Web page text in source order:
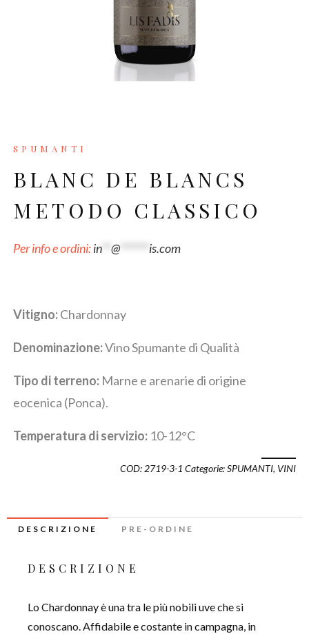
SPUMANTI
BLANC DE BLANCS
METODO CLASSICO
Per info e ordini:in** @****** is.com
Vitigno:Chardonnay
Denominazione:Vino Spumante di Qualità
Tipo di terreno: Marne e arenarie di origine
eocenica (Ponca).
Temperatura di servizio:10-12°C
COD: 2719-3-1 Categorie:SPUMANTI, VINI
DESCRIZIONE PRE-ORDINE
DESCRIZIONE
Lo Chardonnay è una tra le più nobili uve che si
conoscano. Affidabile e costante in campagna, in